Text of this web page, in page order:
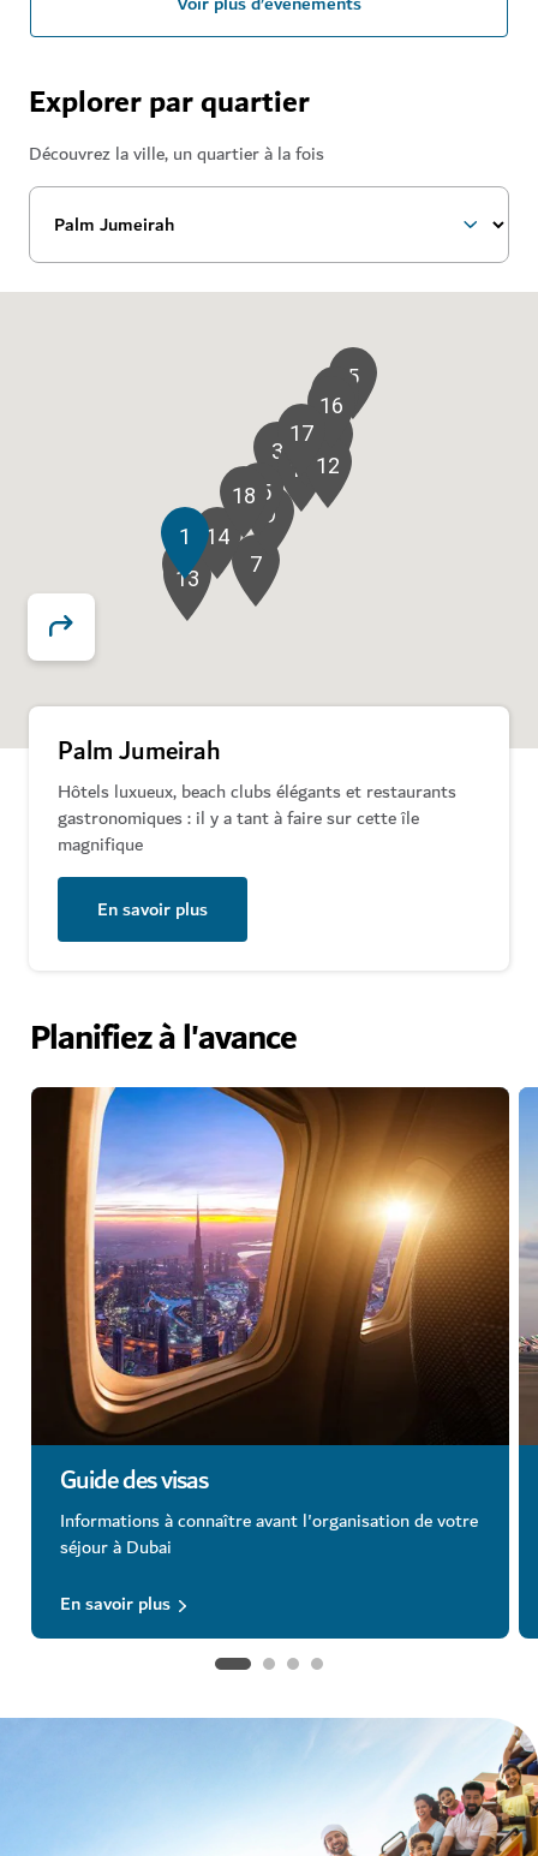
Explorer par quartier
Découvrez la ville, un quartier à la fois
1
3
4
5
7
8
9
10
11
12
13
14
15
16
17
18
Palm Jumeirah
Hôtels luxueux, beach clubs élégants et restaurants
gastronomiques : il y a tant à faire sur cette île
magnifique
En savoir plus
Planifiez à l'avance
Guide des visas
Informations à connaître avant l'organisation de votre
séjour à Dubai
En savoir plus